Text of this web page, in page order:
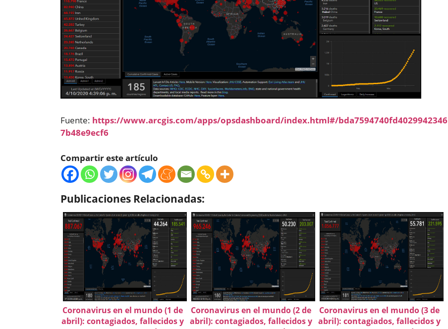
Fuente: https://www.arcgis.com/apps/opsdashboard/index.html#/bda7594740fd4029942346
7b48e9ecf6
Compartir este artículo
Publicaciones Relacionadas:
Coronavirus en el mundo (1 de
abril): contagiados, fallecidos y
Coronavirus en el mundo (2 de
abril): contagiados, fallecidos y
Coronavirus en el mundo (3 de
abril): contagiados, fallecidos y